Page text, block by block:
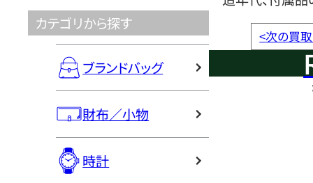
カテゴリから探す
ブランドバッグ
財布／小物
時計
<次の買